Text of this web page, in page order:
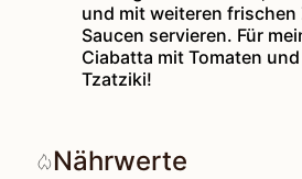
und mit weiteren frischen
Saucen servieren. Für
Ciabatta mit Tomaten
Tzatziki!
Nährwerte